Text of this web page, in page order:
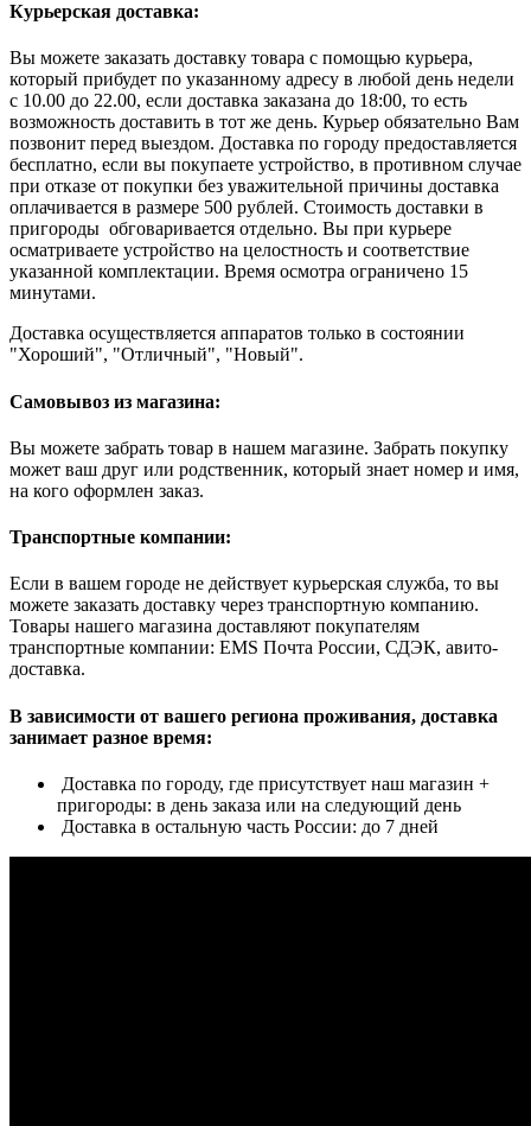
Курьерская доставка:
Вы можете заказать доставку товара с помощью курьера,
который прибудет по указанному адресу в любой день недели
с 10.00 до 22.00, если доставка заказана до 18:00, то есть
возможность доставить в тот же день. Курьер обязательно Вам
позвонит перед выездом. Доставка по городу предоставляется
бесплатно, если вы покупаете устройство, в противном случае
при отказе от покупки без уважительной причины доставка
оплачивается в размере 500 рублей. Стоимость доставки в
пригороды обговаривается отдельно. Вы при курьере
осматриваете устройство на целостность и соответствие
указанной комплектации. Время осмотра ограничено 15
минутами.
Доставка осуществляется аппаратов только в состоянии
"Хороший", "Отличный", "Новый".
Самовывоз из магазина:
Вы можете забрать товар в нашем магазине. Забрать покупку
может ваш друг или родственник, который знает номер и имя,
на кого оформлен заказ.
Транспортные компании:
Если в вашем городе не действует курьерская служба, то вы
можете заказать доставку через транспортную компанию.
Товары нашего магазина доставляют покупателям
транспортные компании: EMS Почта России, СДЭК, авито-
доставка.
В зависимости от вашего региона проживания, доставка
занимает разное время:
Доставка по городу, где присутствует наш магазин +
пригороды: в день заказа или на следующий день
Доставка в остальную часть России: до 7 дней